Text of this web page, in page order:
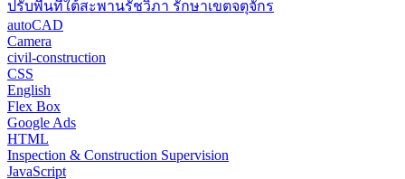
ปรับพื้นที่ใต้สะพานรัชวิภา รักษาเขตจตุจักร
autoCAD
Camera
civil-construction
CSS
English
Flex Box
Google Ads
HTML
Inspection & Construction Supervision
JavaScript